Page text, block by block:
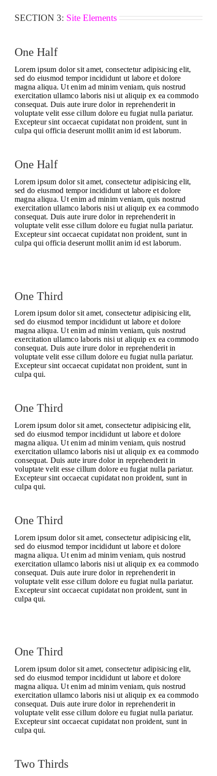
SECTION 3: Site Elements
One Half
Lorem ipsum dolor sit amet, consectetur adipisicing elit,
sed do eiusmod tempor incididunt ut labore et dolore
magna aliqua. Ut enim ad minim veniam, quis nostrud
exercitation ullamco laboris nisi ut aliquip ex ea commodo
consequat. Duis aute irure dolor in reprehenderit in
voluptate velit esse cillum dolore eu fugiat nulla pariatur.
Excepteur sint occaecat cupidatat non proident, sunt in
culpa qui officia deserunt mollit anim id est laborum.
One Half
Lorem ipsum dolor sit amet, consectetur adipisicing elit,
sed do eiusmod tempor incididunt ut labore et dolore
magna aliqua. Ut enim ad minim veniam, quis nostrud
exercitation ullamco laboris nisi ut aliquip ex ea commodo
consequat. Duis aute irure dolor in reprehenderit in
voluptate velit esse cillum dolore eu fugiat nulla pariatur.
Excepteur sint occaecat cupidatat non proident, sunt in
culpa qui officia deserunt mollit anim id est laborum.
One Third
Lorem ipsum dolor sit amet, consectetur adipisicing elit,
sed do eiusmod tempor incididunt ut labore et dolore
magna aliqua. Ut enim ad minim veniam, quis nostrud
exercitation ullamco laboris nisi ut aliquip ex ea commodo
consequat. Duis aute irure dolor in reprehenderit in
voluptate velit esse cillum dolore eu fugiat nulla pariatur.
Excepteur sint occaecat cupidatat non proident, sunt in
culpa qui.
One Third
Lorem ipsum dolor sit amet, consectetur adipisicing elit,
sed do eiusmod tempor incididunt ut labore et dolore
magna aliqua. Ut enim ad minim veniam, quis nostrud
exercitation ullamco laboris nisi ut aliquip ex ea commodo
consequat. Duis aute irure dolor in reprehenderit in
voluptate velit esse cillum dolore eu fugiat nulla pariatur.
Excepteur sint occaecat cupidatat non proident, sunt in
culpa qui.
One Third
Lorem ipsum dolor sit amet, consectetur adipisicing elit,
sed do eiusmod tempor incididunt ut labore et dolore
magna aliqua. Ut enim ad minim veniam, quis nostrud
exercitation ullamco laboris nisi ut aliquip ex ea commodo
consequat. Duis aute irure dolor in reprehenderit in
voluptate velit esse cillum dolore eu fugiat nulla pariatur.
Excepteur sint occaecat cupidatat non proident, sunt in
culpa qui.
One Third
Lorem ipsum dolor sit amet, consectetur adipisicing elit,
sed do eiusmod tempor incididunt ut labore et dolore
magna aliqua. Ut enim ad minim veniam, quis nostrud
exercitation ullamco laboris nisi ut aliquip ex ea commodo
consequat. Duis aute irure dolor in reprehenderit in
voluptate velit esse cillum dolore eu fugiat nulla pariatur.
Excepteur sint occaecat cupidatat non proident, sunt in
culpa qui.
Two Thirds